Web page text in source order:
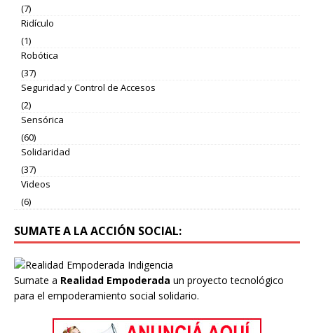
(7)
Ridículo
(1)
Robótica
(37)
Seguridad y Control de Accesos
(2)
Sensórica
(60)
Solidaridad
(37)
Videos
(6)
SUMATE A LA ACCIÓN SOCIAL:
Sumate a Realidad Empoderada un proyecto tecnológico
para el empoderamiento social solidario.